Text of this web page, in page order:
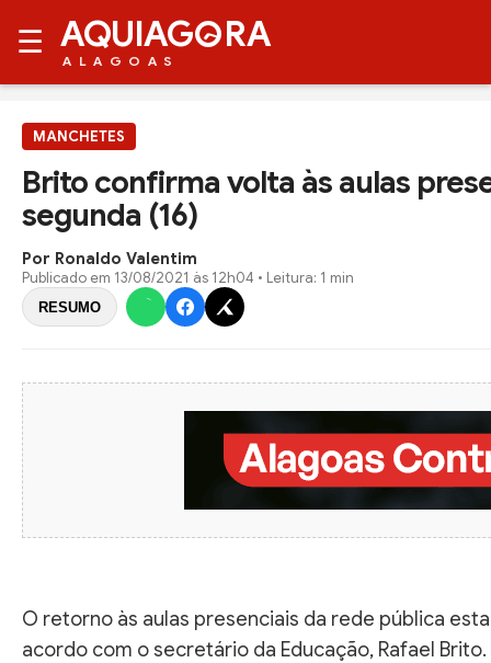
☰ AQUIAG RA
ALAGOAS
MANCHETES
Brito confirma volta às aulas
segunda (16)
Por Ronaldo Valentim
Publicado em 13/08/2021 às 12h04 • Leitura: 1 min
RESUMO
O retorno às aulas presenciais da rede pública
acordo com o secretário da Educação, Rafael Brito.